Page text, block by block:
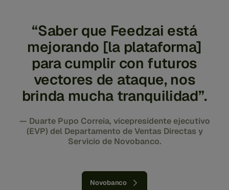
“Saber que Feedzai está
mejorando [la plataforma]
para cumplir con futuros
vectores de ataque, nos
brinda mucha tranquilidad”.
— Duarte Pupo Correia, vicepresidente ejecutivo
(EVP) del Departamento de Ventas Directas y
Servicio de Novobanco.
Novobanco